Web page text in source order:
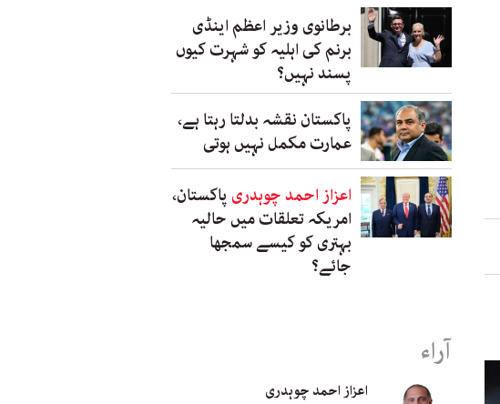
برطانوی وزیر اعظم اینڈی
برنم کی اہلیہ کو شہرت کیوں
پسند نہیں؟
پاکستان نقشہ بدلتا رہتا ہے،
عمارت مکمل نہیں ہوتی
اعزاز احمد چوہدری پاکستان،
امریکہ تعلقات میں حالیہ
بہتری کو کیسے سمجھا
جائے؟
آراء
اعزاز احمد چوہدری